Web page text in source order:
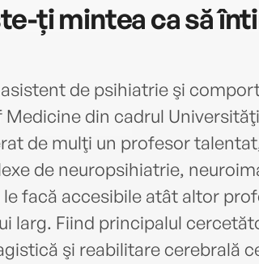
ți mintea ca să
de psihiatrie şi
din cadrul
de mulţi un profesor
de neuropsihiatrie,
facă accesibile atât altor
larg. Fiind principalul
şi reabilitare cerebrală